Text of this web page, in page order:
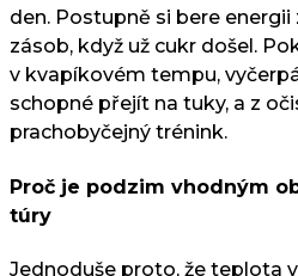
den. Postupně si bere energii
zásob, když už cukr došel.
v kvapíkovém tempu,
schopné přejít na tuky, a z
prachobyčejný trénink.
Proč je podzim vhodným
túry
Jednoduše proto, že teplota